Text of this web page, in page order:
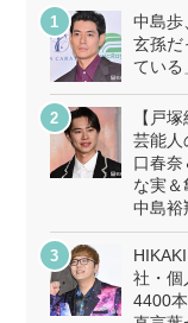
中島歩
玄孫だ
ている
【戸
芸能人
口春奈
な実＆
中島裕
社・個
4400